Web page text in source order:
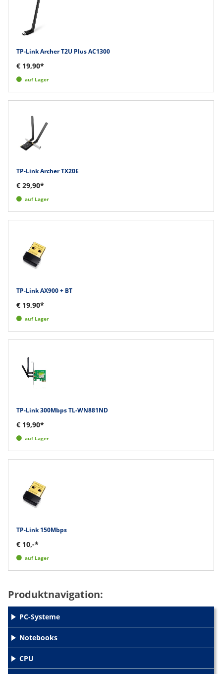
TP-Link Archer T2U Plus AC1300
€ 19,90*
auf Lager
TP-Link Archer TX20E
€ 29,90*
auf Lager
TP-Link AX900 + BT
€ 19,90*
auf Lager
TP-Link 300Mbps TL-WN881ND
€ 19,90*
auf Lager
TP-Link 150Mbps
€ 10,-*
auf Lager
Produktnavigation:
PC-Systeme
Notebooks
+CPU